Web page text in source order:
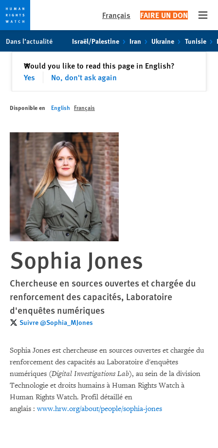
toto
content
Français FAIRE UN DON
Dans l’actualité Israël/Palestine Iran Ukraine Tunisie
Would you like to read this page in English?
Yes
No, don't ask again
✕Fermer
Disponible en English Français
Sophia Jones
Chercheuse en sources ouvertes et chargée du
renforcement des capacités, Laboratoire
d'enquêtes numériques
Suivre @Sophia_MJones
Sophia Jones est chercheuse en sources ouvertes et chargée du
renforcement des capacités au Laboratoire d'enquêtes
numériques (Digital Investigations Lab), au sein de la division
Technologie et droits humains à Human Rights Watch à
Human Rights Watch. Profil détaillé en
anglais :www.hrw.org/about/people/sophia-jones